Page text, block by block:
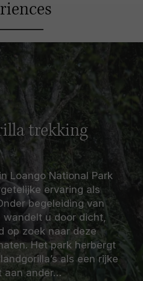
trekking
Loango National Park
ervaring als
begeleiding van
wandelt u door dicht,
op zoek naar deze
Het park herbergt
als een rijke
aan ander…